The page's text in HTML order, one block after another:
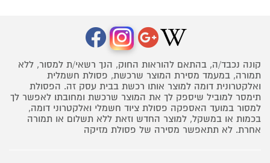
קונה נכבד/ה, בהתאם להוראות החוק, הנך רשאי/ת למסור, ללא
תמורה, במעמד מסירת המוצר שרכשת, פסולת חשמלית
ואלקטרונית דומה למוצר אותו רכשת בבית עסק זה. הפסולת
תימסר למוביל שיספק לך את המוצר שרכשת ומחובתו לאפשר לך
למסור במועד האספקה פסולת ציוד חשמלי ואלקטרוני דומה,
בכמות או במשקל, למוצר החדש וזאת ללא תשלום או תמורה
אחרת. לא תתאפשר מסירה של פסולת מזיקה